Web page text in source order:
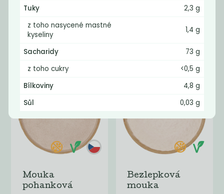
Žitná mouka
chlebová tmavá
29Kč/ Kg
Mouka
pohanková
Bezlepková
mouka
Tuky
2,3 g
z toho nasycené mastné
kyseliny
1,4 g
Sacharidy
73 g
z toho cukry
<0,5 g
Bílkoviny
4,8 g
Sůl
0,03 g